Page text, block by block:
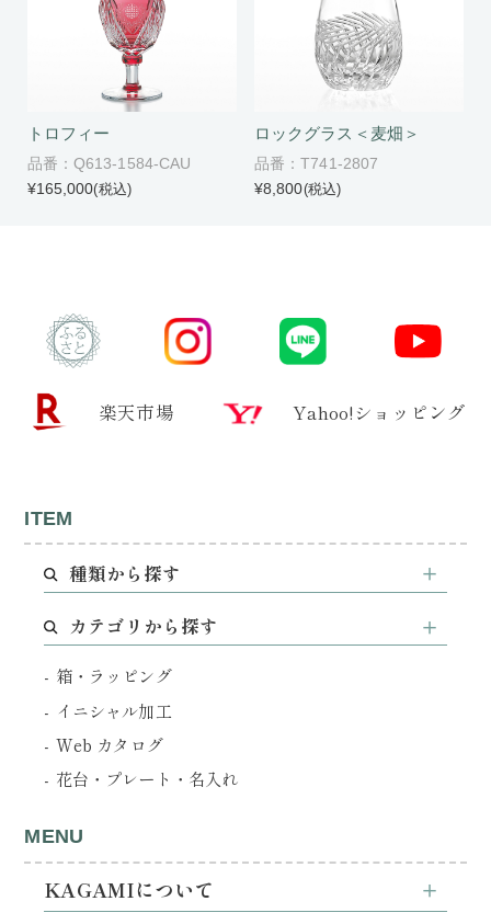
トロフィー
品番：Q613-1584-CAU
¥165,000(税込)
ロックグラス＜麦畑＞
品番：T741-2807
¥8,800(税込)
楽天市場 Yahoo!ショッピング
ITEM
種類から探す
カテゴリから探す
箱・ラッピング
イニシャル加工
Web カタログ
花台・プレート・名入れ
MENU
KAGAMIについて